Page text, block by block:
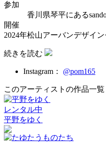
参加
香川県琴平にある
開催
2024年松山アーバンデザイ
続きを読む
Instagram： @pom165
このアーティストの作品一覧
レンタル中
平野をゆく